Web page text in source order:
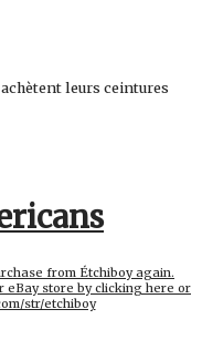
leurs ceintures
from Étchiboy again.
eBay store by clicking here or
str/etchiboy